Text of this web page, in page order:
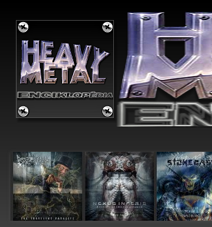
Metal
Enciklopédia